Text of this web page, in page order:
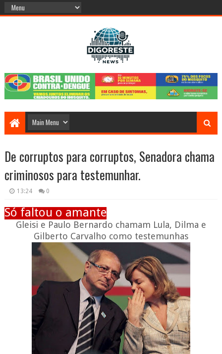
De corruptos para corruptos, Senadora chama
criminosos para testemunhar.
13:24 0
Só faltou o amante
Gleisi e Paulo Bernardo chamam Lula, Dilma e
Gilberto Carvalho como testemunhas